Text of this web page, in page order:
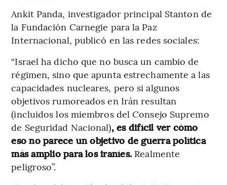
Ankit Panda, investigador principal Stanton de
la Fundación Carnegie para la Paz
Internacional, publicó en las redes sociales:
“Israel ha dicho que no busca un cambio de
régimen, sino que apunta estrechamente a las
capacidades nucleares, pero si algunos
objetivos rumoreados en Irán resultan
(incluidos los miembros del Consejo Supremo
de Seguridad Nacional), es difícil ver cómo
eso no parece un objetivo de guerra política
más amplio para los iraníes. Realmente
peligroso”.